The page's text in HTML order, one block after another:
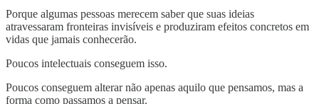
Porque algumas pessoas merecem saber que suas ideias
atravessaram fronteiras invisíveis e produziram efeitos concretos em
vidas que jamais conhecerão.
Poucos intelectuais conseguem isso.
Poucos conseguem alterar não apenas aquilo que pensamos, mas a
forma como passamos a pensar.